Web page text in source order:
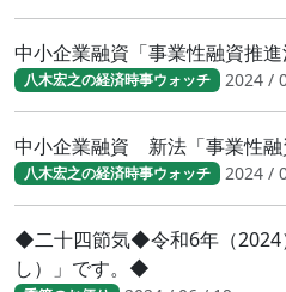
中小企業融資「事業性融資推
八木宏之の経済時事ウォッチ 2024 /
中小企業融資 新法「事業性融
八木宏之の経済時事ウォッチ 2024 /
◆二十四節気◆令和6年（2024
し）」です。◆